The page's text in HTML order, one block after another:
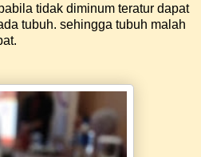
tidak diminum teratur dapat
tubuh. sehingga tubuh malah